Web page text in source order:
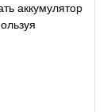
аккумулятор